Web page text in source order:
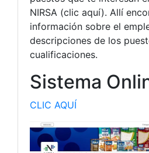
NIRSA (clic aquí). Allí
información sobre el
descripciones de los
cualificaciones.
Sistema
CLIC AQUÍ